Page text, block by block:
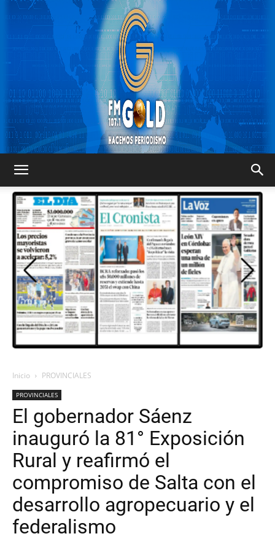
GOLD
ORAN
107.1
Inicio PROVINCIALES
PROVINCIALES
El gobernador Sáenz
inauguró la 81° Exposición
Rural y reafirmó el
compromiso de Salta con el
desarrollo agropecuario y el
federalismo